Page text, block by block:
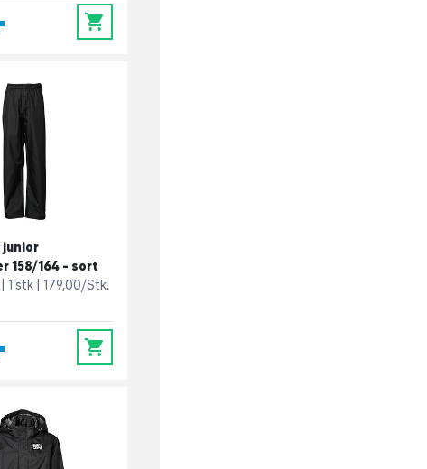
0
junior
158/164 - sort
1 stk 179,00/Stk.
0